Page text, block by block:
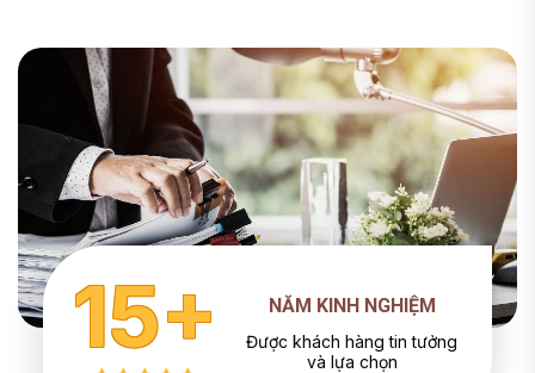
15+ NĂM KINH NGHIỆM
Được khách hàng tin tưởng
và lựa chọn